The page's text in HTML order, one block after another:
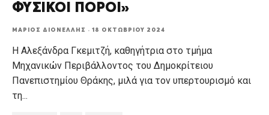
ΦΥΣΙΚΟΙ ΠΟΡΟΙ»
ΜΆΡΙΟΣ ΔΙΟΝΈΛΛΗΣ · 18 ΟΚΤΩΒΡΊΟΥ 2024
Η Αλεξάνδρα Γκεμιτζή, καθηγήτρια στο τμήμα
Μηχανικών Περιβάλλοντος του Δημοκρίτειου
Πανεπιστημίου Θράκης, μιλά για τον υπερτουρισμό και
τη...